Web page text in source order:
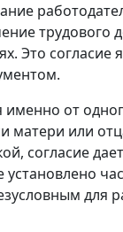
трудового
Это согласие
именно от
матери или
согласие
для